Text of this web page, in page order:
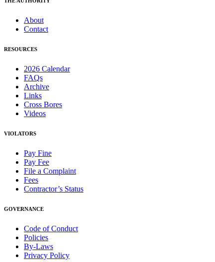
About
Contact
RESOURCES
2026 Calendar
FAQs
Archive
Links
Cross Bores
Videos
VIOLATORS
Pay Fine
Pay Fee
File a Complaint
Fees
Contractor’s Status
GOVERNANCE
Code of Conduct
Policies
By-Laws
Privacy Policy